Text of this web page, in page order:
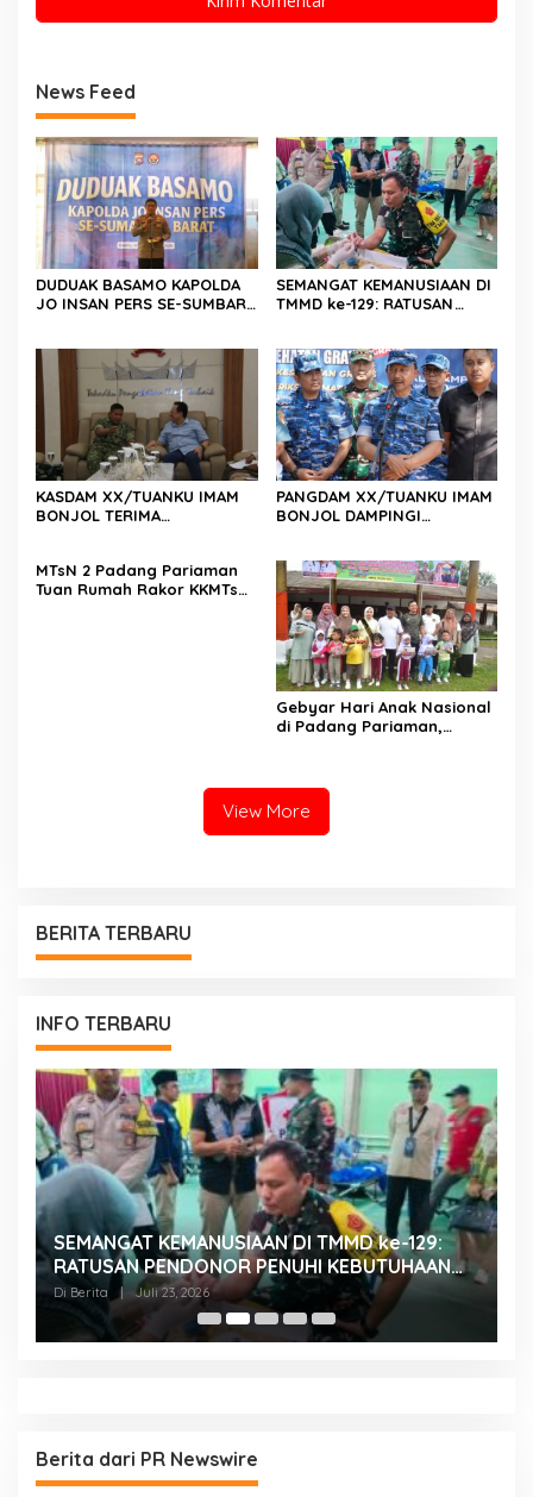
News Feed
DUDUAK BASAMO KAPOLDA
JO INSAN PERS SE-SUMBAR,
Polri dan Media Demi
Kepentingan Masyarakat
SEMANGAT KEMANUSIAAN DI
TMMD ke-129: RATUSAN
KASDAM XX/TUANKU IMAM
BONJOL TERIMA
GUSMAN, S.E., M.B.A., DI
MAKODAM
PANGDAM XX/TUANKU IMAM
BONJOL DAMPINGI
SJAHRIR
MTsN 2 Padang Pariaman
Tuan Rumah Rakor KKMTs
Gebyar Hari Anak Nasional
di Padang Pariaman,
untuk Semua Anak
View More
BERITA TERBARU
INFO TERBARU
SEMANGAT KEMANUSIAAN DI TMMD ke-129:
RATUSAN PENDONOR PENUHI KEBUTUHAAN
STOK DARAH
Di Berita | Juli 23, 2026
Berita dari PR Newswire